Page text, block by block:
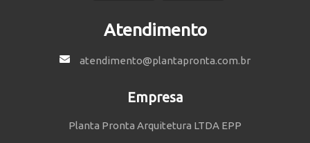
Atendimento
atendimento@plantapronta.com.br
Empresa
Planta Pronta Arquitetura LTDA EPP